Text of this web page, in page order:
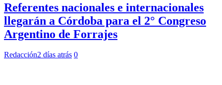
Referentes nacionales e internacionales
llegarán a Córdoba para el 2° Congreso
Argentino de Forrajes
Redacción2 días atrás 0